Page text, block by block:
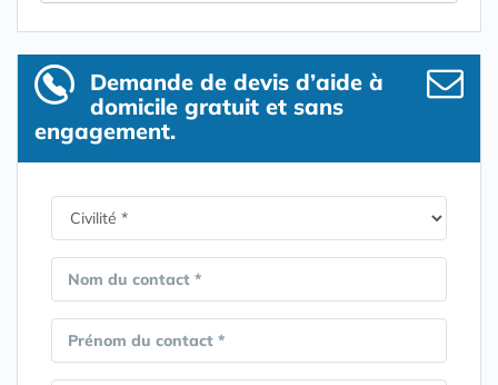
Demande de devis d’aide à
domicile gratuit et sans
engagement.
Nom du contact *
Prénom du contact *